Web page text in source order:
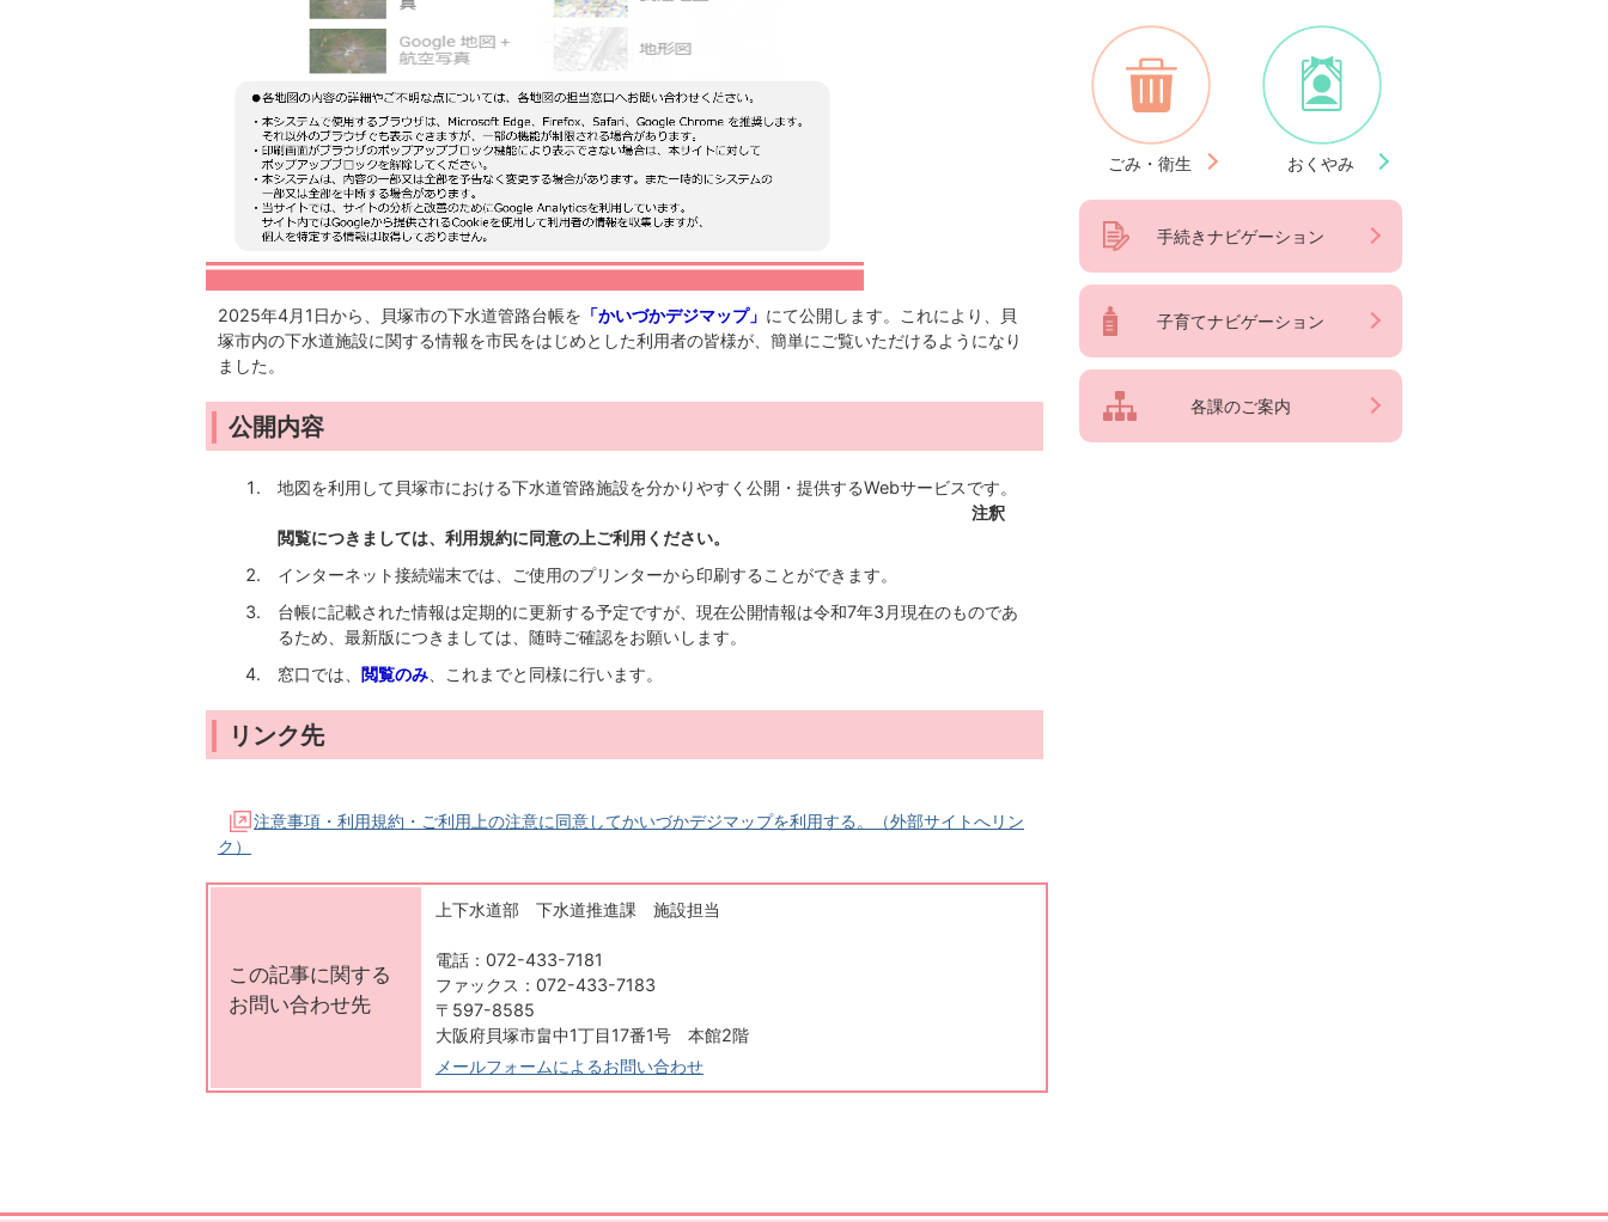
2025年4月1日から、貝塚市の下水道管路台帳を 「かいづかデジマップ」 にて公開します。これにより、貝
塚市内の下水道施設に関する情報を市民をはじめとした利用者の皆様が、簡単にご覧いただけるようになり
ました。
公開内容
地図を利用して貝塚市における下水道管路施設を分かりやすく公開・提供するWebサービスです。
注釈
閲覧につきましては、利用規約に同意の上ご利用ください。
インターネット接続端末では、ご使用のプリンターから印刷することができます。
台帳に記載された情報は定期的に更新する予定ですが、現在公開情報は令和7年3月現在のものであ
るため、最新版につきましては、随時ご確認をお願いします。
窓口では、 閲覧のみ 、これまでと同様に行います。
リンク先
注意事項・利用規約・ご利用上の注意に同意してかいづかデジマップを利用する。（外部サイトへリン
ク）
この記事に関する
お問い合わせ先
上下水道部 下水道推進課 施設担当
電話：072-433-7181
ファックス：072-433-7183
〒597-8585
大阪府貝塚市畠中1丁目17番1号 本館2階
メールフォームによるお問い合わせ
ごみ・衛生 おくやみ
手続きナビゲーション
子育てナビゲーション
各課のご案内